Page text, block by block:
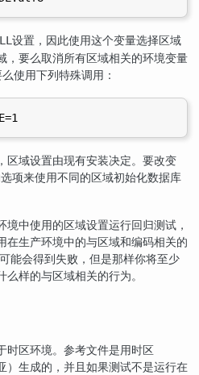
设置，因此使用这个变量选择区域
，要么取消所有区域相关的环境变量
使用下列特殊调用：
区域设置由现有安装决定。要改变
项来使用不同的区域初始化数据库
中使用的区域设置运行回归测试，
在生产环境中的与区域和编码相关的
能会得到失败，但是那样你将至少
样的与区域相关的行为。
时区环境。参考文件是用时区
）生成的，并且如果测试不是运行在